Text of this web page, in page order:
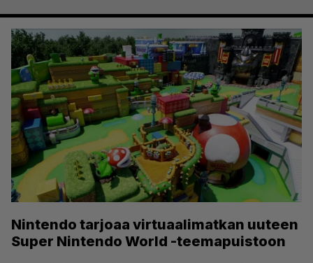
Nintendo tarjoaa virtuaalimatkan uuteen
Super Nintendo World -teemapuistoon